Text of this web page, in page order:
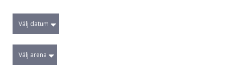
Välj datum
Välj arena